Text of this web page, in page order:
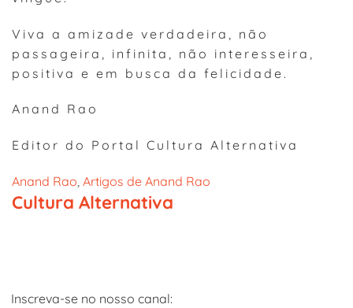
Viva a amizade verdadeira, não
passageira, infinita, não interesseira,
positiva e em busca da felicidade.
Anand Rao
Editor do Portal Cultura Alternativa
Anand Rao Artigos de Anand Rao
Cultura Alternativa
Inscreva-se no nosso canal: